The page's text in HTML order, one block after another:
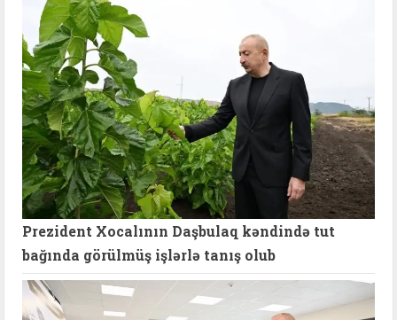
Prezident Xocalının Daşbulaq kəndində tut
bağında görülmüş işlərlə tanış olub